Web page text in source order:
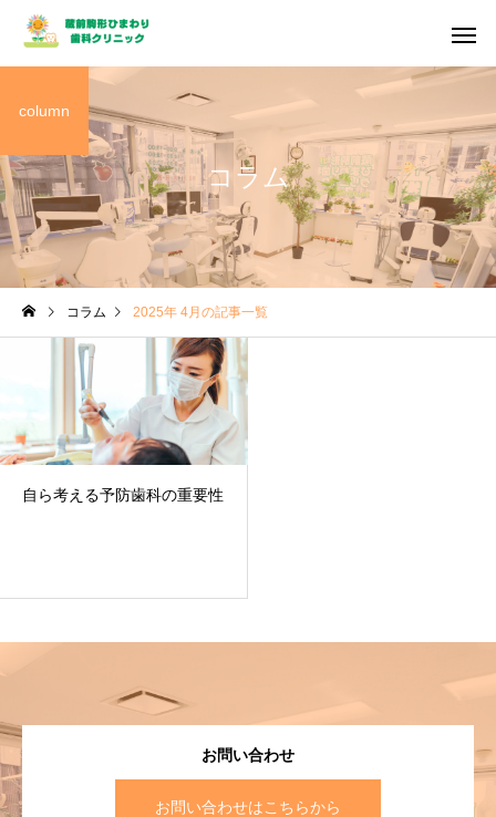
コラム
column
コラム 2025年 4月の記事一覧
自ら考える予防歯科の重要性
お問い合わせ
お問い合わせはこちらから